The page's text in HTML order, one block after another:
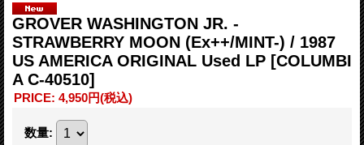
GROVER WASHINGTON JR. -
STRAWBERRY MOON (Ex++/MINT-) / 1987
US AMERICA ORIGINAL Used LP [COLUMBI
A C-40510]
PRICE: 4,950円(税込)
数量: